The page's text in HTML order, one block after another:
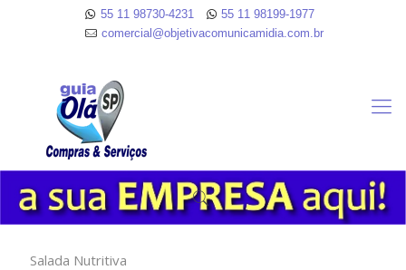
55 11 98730-4231
55 11 98199-1977
comercial@objetivacomunicamidia.com.br
Salada Nutritiva